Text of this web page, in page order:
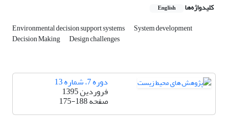
کلیدواژه‌ها English
Environmental decision support systems System development
Decision Making Design challenges
دوره 7، شماره 13
فروردین 1395
صفحه175-188